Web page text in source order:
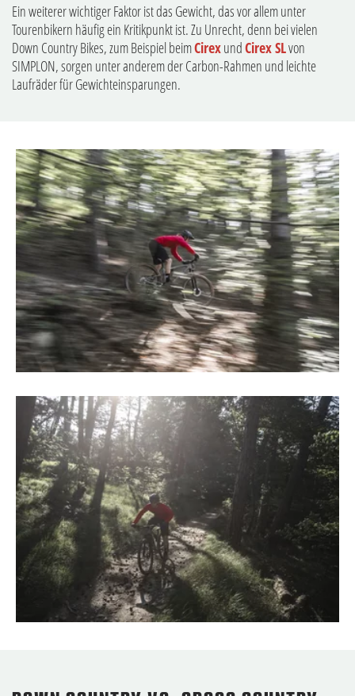
Ein weiterer wichtiger Faktor ist das Gewicht, das vor allem unter
Tourenbikern häufig ein Kritikpunkt ist. Zu Unrecht, denn bei vielen
Down Country Bikes, zum Beispiel beimCirexundCirex SLvon
SIMPLON, sorgen unter anderem der Carbon-Rahmen und leichte
Laufräder für Gewichteinsparungen.